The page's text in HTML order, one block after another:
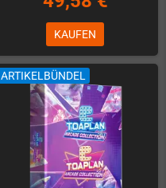
KAUFEN
ARTIKELBÜNDEL